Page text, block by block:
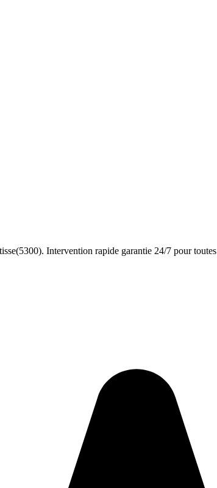
Intervention rapide garantie 24/7 pour toutes